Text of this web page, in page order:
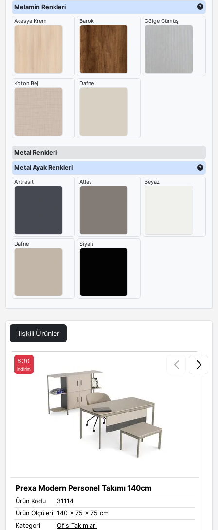
Melamin Renkleri
Akasya Krem Barok Gölge Gümüş
Koton Bej Dafne
Metal Renkleri
Metal Ayak Renkleri
Antrasit Atlas Beyaz
Dafne Siyah
İlişkili Ürünler
Prexa Modern Personel Takımı 140cm
Ürün Kodu
31114
Ürün Ölçüleri 140 x 75 x 75 cm
Kategori
Ofis Takımları
%30
indirim